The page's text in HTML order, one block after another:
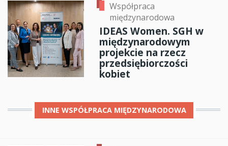
Współpraca
międzynarodowa
IDEAS Women. SGH w
międzynarodowym
projekcie na rzecz
przedsiębiorczości
kobiet
INNE WSPÓŁPRACA MIĘDZYNARODOWA